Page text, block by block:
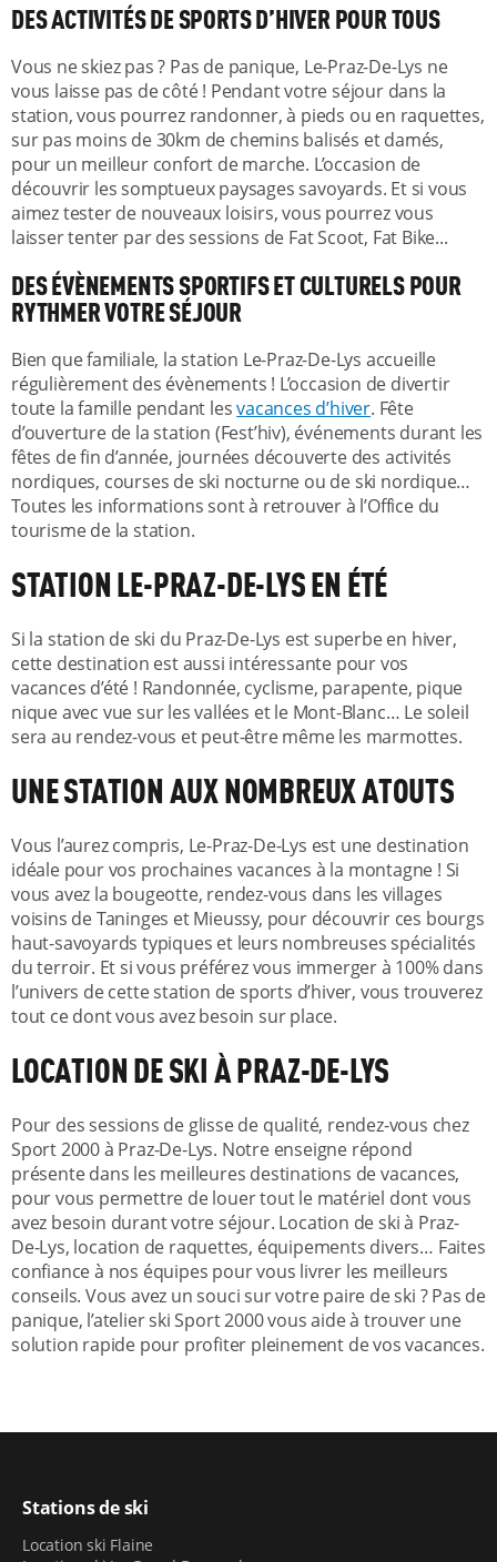
DES ACTIVITÉS DE SPORTS D’HIVER POUR TOUS
Vous ne skiez pas ? Pas de panique, Le-Praz-De-Lys ne
vous laisse pas de côté ! Pendant votre séjour dans la
station, vous pourrez randonner, à pieds ou en raquettes,
sur pas moins de 30km de chemins balisés et damés,
pour un meilleur confort de marche. L’occasion de
découvrir les somptueux paysages savoyards. Et si vous
aimez tester de nouveaux loisirs, vous pourrez vous
laisser tenter par des sessions de Fat Scoot, Fat Bike...
DES ÉVÈNEMENTS SPORTIFS ET CULTURELS POUR
RYTHMER VOTRE SÉJOUR
Bien que familiale, la station Le-Praz-De-Lys accueille
régulièrement des évènements ! L’occasion de divertir
toute la famille pendant lesvacances d’hiver. Fête
d’ouverture de la station (Fest’hiv), événements durant les
fêtes de fin d’année, journées découverte des activités
nordiques, courses de ski nocturne ou de ski nordique…
Toutes les informations sont à retrouver à l’Office du
tourisme de la station.
STATION LE-PRAZ-DE-LYS EN ÉTÉ
Si la station de ski du Praz-De-Lys est superbe en hiver,
cette destination est aussi intéressante pour vos
vacances d’été ! Randonnée, cyclisme, parapente, pique
nique avec vue sur les vallées et le Mont-Blanc… Le soleil
sera au rendez-vous et peut-être même les marmottes.
UNE STATION AUX NOMBREUX ATOUTS
Vous l’aurez compris, Le-Praz-De-Lys est une destination
idéale pour vos prochaines vacances à la montagne ! Si
vous avez la bougeotte, rendez-vous dans les villages
voisins de Taninges et Mieussy, pour découvrir ces bourgs
haut-savoyards typiques et leurs nombreuses spécialités
du terroir. Et si vous préférez vous immerger à 100% dans
l’univers de cette station de sports d’hiver, vous trouverez
tout ce dont vous avez besoin sur place.
LOCATION DE SKI À PRAZ-DE-LYS
Pour des sessions de glisse de qualité, rendez-vous chez
Sport 2000 à Praz-De-Lys. Notre enseigne répond
présente dans les meilleures destinations de vacances,
pour vous permettre de louer tout le matériel dont vous
avez besoin durant votre séjour. Location de ski à Praz-
De-Lys, location de raquettes, équipements divers… Faites
confiance à nos équipes pour vous livrer les meilleurs
conseils. Vous avez un souci sur votre paire de ski ? Pas de
panique, l’atelier ski Sport 2000 vous aide à trouver une
solution rapide pour profiter pleinement de vos vacances.
Stations de ski
Location ski Flaine